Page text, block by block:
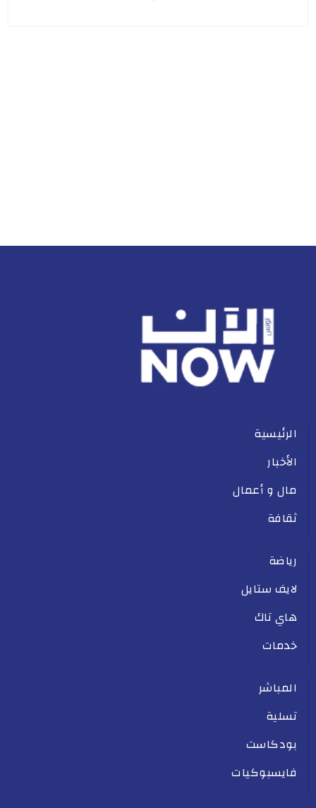
الرئيسية
الأخبار
مال و أعمال
ثقافة
رياضة
لايف ستايل
هاي تاك
خدمات
المباشر
تسلية
بودكاست
فايسبوكيات